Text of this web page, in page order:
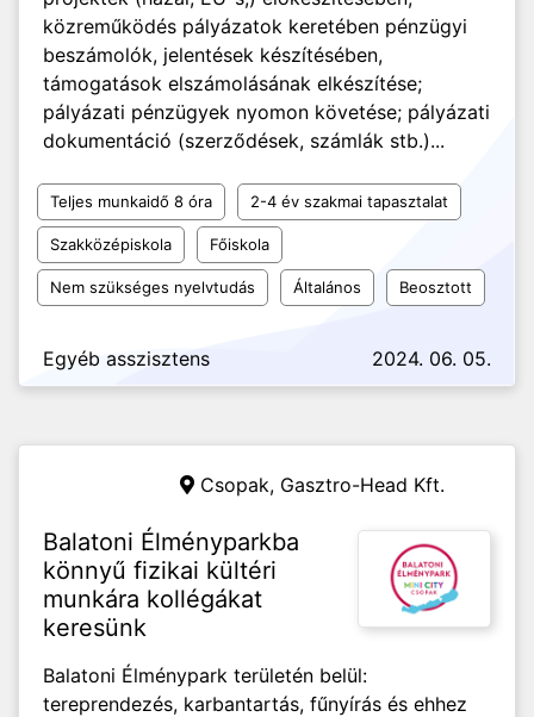
közreműködés pályázatok keretében pénzügyi
beszámolók, jelentések készítésében,
támogatások elszámolásának elkészítése;
pályázati pénzügyek nyomon követése; pályázati
dokumentáció (szerződések, számlák stb.)...
Teljes munkaidő 8 óra 2-4 év szakmai tapasztalat
Szakközépiskola Főiskola
Nem szükséges nyelvtudás Általános Beosztott
Egyéb asszisztens 2024. 06. 05.
Csopak, Gasztro-Head Kft.
Balatoni Élményparkba
könnyű fizikai kültéri
munkára kollégákat
keresünk
Balatoni Élménypark területén belül:
tereprendezés, karbantartás, fűnyírás és ehhez